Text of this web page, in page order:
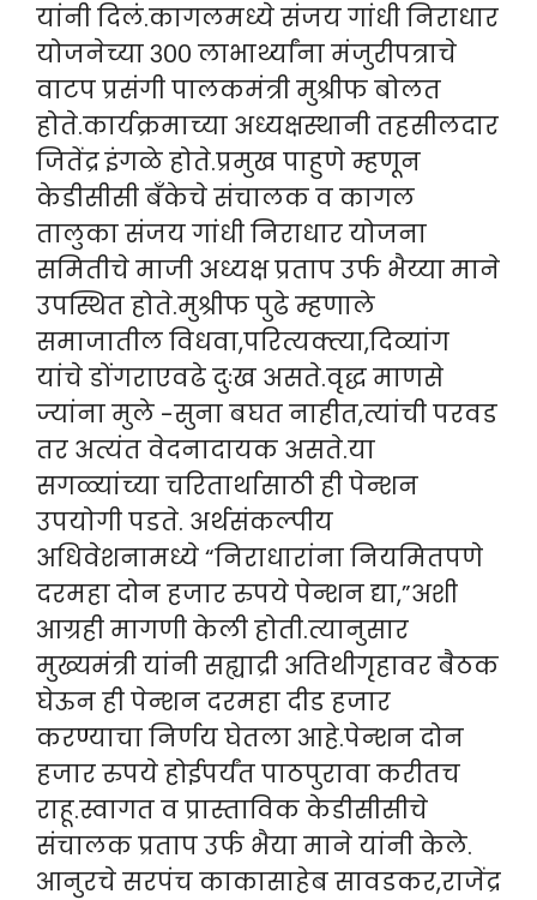
यांनी दिलं.कागलमध्ये संजय गांधी निराधार
योजनेच्या ३०० लाभार्थ्यांना मंजुरीपत्राचे
वाटप प्रसंगी पालकमंत्री मुश्रीफ बोलत
होते.कार्यक्रमाच्या अध्यक्षस्थानी तहसीलदार
जितेंद्र इंगळे होते.प्रमुख पाहुणे म्हणून
केडीसीसी बँकेचे संचालक व कागल
तालुका संजय गांधी निराधार योजना
समितीचे माजी अध्यक्ष प्रताप उर्फ भैय्या माने
उपस्थित होते.मुश्रीफ पुढे म्हणाले
समाजातील विधवा,परित्यक्त्या,दिव्यांग
यांचे डोंगराएवढे दुःख असते.वृद्ध माणसे
ज्यांना मुले -सुना बघत नाहीत,त्यांची परवड
तर अत्यंत वेदनादायक असते.या
सगळ्यांच्या चरितार्थासाठी ही पेन्शन
उपयोगी पडते. अर्थसंकल्पीय
अधिवेशनामध्ये “निराधारांना नियमितपणे
दरमहा दोन हजार रुपये पेन्शन द्या,”अशी
आग्रही मागणी केली होती.त्यानुसार
मुख्यमंत्री यांनी सह्याद्री अतिथीगृहावर बैठक
घेऊन ही पेन्शन दरमहा दीड हजार
करण्याचा निर्णय घेतला आहे.पेन्शन दोन
हजार रुपये होईपर्यंत पाठपुरावा करीतच
राहू.स्वागत व प्रास्ताविक केडीसीसीचे
संचालक प्रताप उर्फ भैया माने यांनी केले.
आनुरचे सरपंच काकासाहेब सावडकर,राजेंद्र